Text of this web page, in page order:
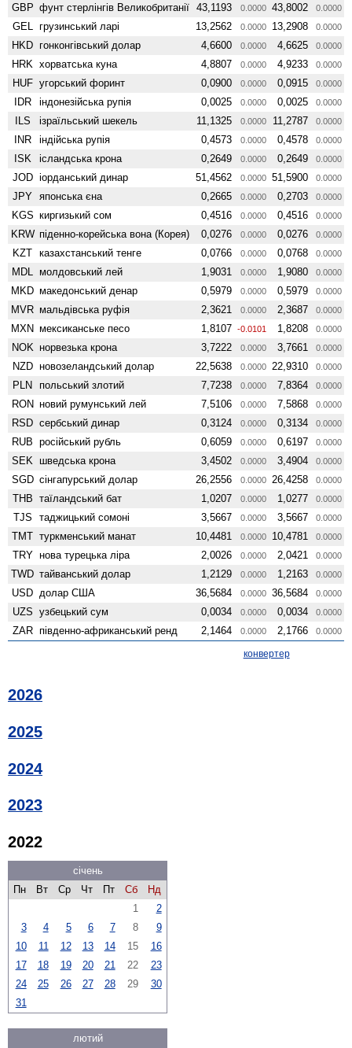
GBP фунт стерлінгів Велико­британії 43,1193 0.0000 43,8002 0.0000
GEL грузинський ларі 13,2562 0.0000 13,2908 0.0000
HKD гонконгівський долар 4,6600 0.0000 4,6625 0.0000
HRK хорватська куна 4,8807 0.0000 4,9233 0.0000
HUF угорський форинт 0,0900 0.0000 0,0915 0.0000
IDR індонезійська рупія 0,0025 0.0000 0,0025 0.0000
ILS ізраїльський шекель 11,1325 0.0000 11,2787 0.0000
INR індійська рупія 0,4573 0.0000 0,4578 0.0000
ISK ісландська крона 0,2649 0.0000 0,2649 0.0000
JOD іорданський динар 51,4562 0.0000 51,5900 0.0000
JPY японська єна 0,2665 0.0000 0,2703 0.0000
KGS киргизький сом 0,4516 0.0000 0,4516 0.0000
KRW піденно-корейська вона (Корея) 0,0276 0.0000 0,0276 0.0000
KZT казахстанський тенге 0,0766 0.0000 0,0768 0.0000
MDL молдовський лей 1,9031 0.0000 1,9080 0.0000
MKD македонський денар 0,5979 0.0000 0,5979 0.0000
MVR мальдівська руфія 2,3621 0.0000 2,3687 0.0000
MXN мексиканське песо 1,8107 -0.0101 1,8208 0.0000
NOK норвезька крона 3,7222 0.0000 3,7661 0.0000
NZD ново­зеландський долар 22,5638 0.0000 22,9310 0.0000
PLN польський злотий 7,7238 0.0000 7,8364 0.0000
RON новий румунський лей 7,5106 0.0000 7,5868 0.0000
RSD сербський динар 0,3124 0.0000 0,3134 0.0000
RUB російський рубль 0,6059 0.0000 0,6197 0.0000
SEK шведська крона 3,4502 0.0000 3,4904 0.0000
SGD сінгапурський долар 26,2556 0.0000 26,4258 0.0000
THB таїландський бат 1,0207 0.0000 1,0277 0.0000
TJS таджицький сомоні 3,5667 0.0000 3,5667 0.0000
TMT туркменський манат 10,4481 0.0000 10,4781 0.0000
TRY нова турецька ліра 2,0026 0.0000 2,0421 0.0000
TWD тайванський долар 1,2129 0.0000 1,2163 0.0000
USD долар США 36,5684 0.0000 36,5684 0.0000
UZS узбецький сум 0,0034 0.0000 0,0034 0.0000
ZAR південно-африканський ренд 2,1464 0.0000 2,1766 0.0000
конвертер
2026
2025
2024
2023
2022
січень
Пн
Вт Ср Чт Пт Сб
Нд
1
2
3
4 5 6 7 8
9
10
11 12 13 14 15
16
17
18 19 20 21 22
23
24
25 26 27 28 29
30
31
лютий